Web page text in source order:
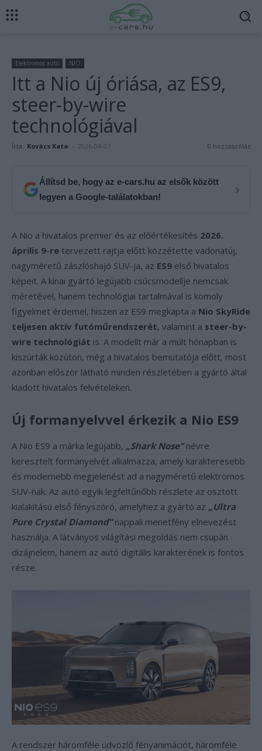
Elektromos autó NIO
Itt a Nio új óriása, az ES9,
steer-by-wire
technológiával
Írta: Kovács Kata - 2026-04-07 0 hozzászólás
Állítsd be, hogy az e-cars.hu az elsők között
legyen a Google-találatokban!
›
A Nio a hivatalos premier és az előértékesítés 2026.
április 9-re tervezett rajtja előtt közzétette vadonatúj,
nagyméretű zászlóshajó SUV-ja, az ES9 első hivatalos
képeit. A kínai gyártó legújabb csúcsmodellje nemcsak
méretével, hanem technológiai tartalmával is komoly
figyelmet érdemel, hiszen az ES9 megkapta a Nio SkyRide
teljesen aktív futóműrendszerét, valamint a steer-by-
wire technológiát is. A modellt már a múlt hónapban is
kiszúrták közúton, még a hivatalos bemutatója előtt, most
azonban először látható minden részletében a gyártó által
kiadott hivatalos felvételeken.
Új formanyelvvel érkezik a Nio ES9
A Nio ES9 a márka legújabb, „Shark Nose”névre
keresztelt formanyelvét alkalmazza, amely karakteresebb
és modernebb megjelenést ad a nagyméretű elektromos
SUV-nak. Az autó egyik legfeltűnőbb részlete az osztott
kialakítású első fényszóró, amelyhez a gyártó az „Ultra
Pure Crystal Diamond” nappali menetfény elnevezést
használja. A látványos világítási megoldás nem csupán
dizájnelem, hanem az autó digitális karakterének is fontos
része.
A rendszer háromféle üdvözlő fényanimációt, háromféle